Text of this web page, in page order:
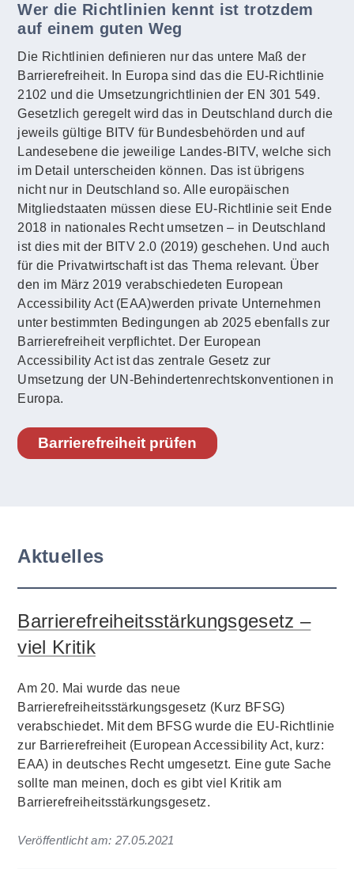
Wer die Richtlinien kennt ist trotzdem
auf einem guten Weg
Die Richtlinien definieren nur das untere Maß der
Barrierefreiheit. In Europa sind das die EU-Richtlinie
2102 und die Umsetzungrichtlinien der EN 301 549.
Gesetzlich geregelt wird das in Deutschland durch die
jeweils gültige BITV für Bundesbehörden und auf
Landesebene die jeweilige Landes-BITV, welche sich
im Detail unterscheiden können. Das ist übrigens
nicht nur in Deutschland so. Alle europäischen
Mitgliedstaaten müssen diese EU-Richtlinie seit Ende
2018 in nationales Recht umsetzen – in Deutschland
ist dies mit der BITV 2.0 (2019) geschehen. Und auch
für die Privatwirtschaft ist das Thema relevant. Über
den im März 2019 verabschiedeten European
Accessibility Act (EAA)werden private Unternehmen
unter bestimmten Bedingungen ab 2025 ebenfalls zur
Barrierefreiheit verpflichtet. Der European
Accessibility Act ist das zentrale Gesetz zur
Umsetzung der UN-Behindertenrechtskonventionen in
Europa.
Barrierefreiheit prüfen
Aktuelles
Barrierefreiheitsstärkungsgesetz –
viel Kritik
Am 20. Mai wurde das neue
Barrierefreiheitsstärkungsgesetz (Kurz BFSG)
verabschiedet. Mit dem BFSG wurde die EU-Richtlinie
zur Barrierefreiheit (European Accessibility Act, kurz:
EAA) in deutsches Recht umgesetzt. Eine gute Sache
sollte man meinen, doch es gibt viel Kritik am
Barrierefreiheitsstärkungsgesetz.
Veröffentlicht am: 27.05.2021